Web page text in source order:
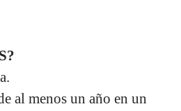
al menos un año en un